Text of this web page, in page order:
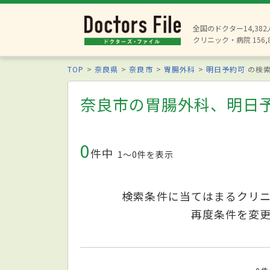
全国のドクター14,382
クリニック・病院
TOP 奈良県 奈良市 胃腸外科 明日予約可 の検
奈良市の胃腸外科、明日
0件中 1〜0件を表示
検索条件に当てはまるクリ
再度条件を変